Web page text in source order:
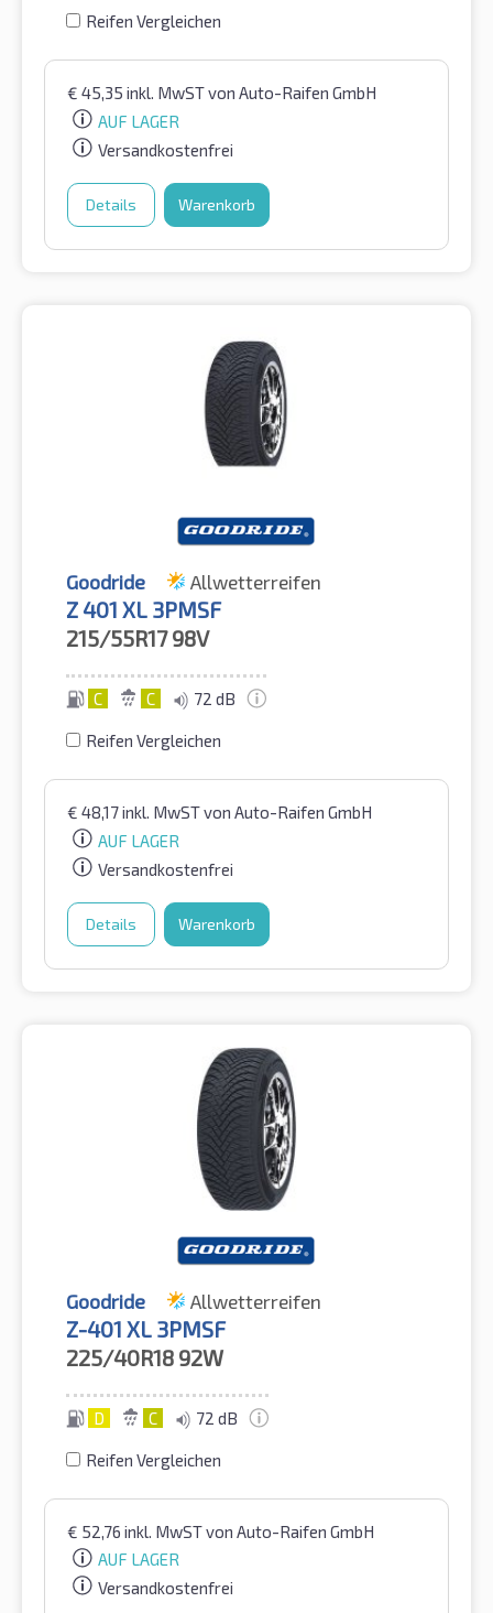
Reifen Vergleichen
€ 45,35 inkl. MwSTvon Auto-Raifen GmbH
AUF LAGER
Versandkostenfrei
Details Warenkorb
Goodride Allwetterreifen
Z 401 XL 3PMSF
215/55R17 98V
C C 72 dB
Reifen Vergleichen
€ 48,17inkl. MwSTvon Auto-Raifen GmbH
AUF LAGER
Versandkostenfrei
Details Warenkorb
Goodride Allwetterreifen
Z-401 XL 3PMSF
225/40R18 92W
D C 72 dB
Reifen Vergleichen
€ 52,76 inkl. MwSTvon Auto-Raifen GmbH
AUF LAGER
Versandkostenfrei